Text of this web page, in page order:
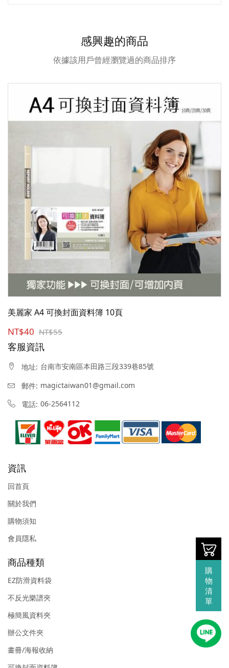
感興趣的商品
依據該用戶曾經瀏覽過的商品排序
美麗家 A4 可換封面資料簿 10頁
NT$40 NT$55
客服資訊
地址: 台南市安南區本田路三段339巷85號
郵件: magictaiwan01@gmail.com
電話: 06-2564112
資訊
回首頁
關於我們
購物須知
會員隱私
商品種類
EZ防滑資料袋
不反光樂譜夾
極簡風資料夾
辦公文件夾
畫冊/海報收納
購
物
清
單